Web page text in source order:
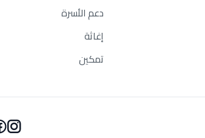
دعم الأسرة
إغاثة
تمكين